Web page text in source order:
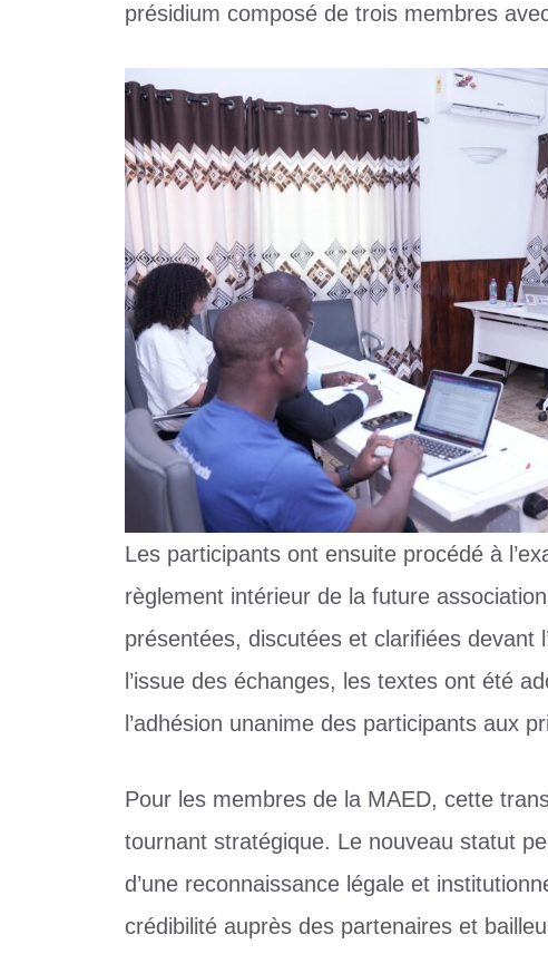
présidium composé de trois membres
Les participants ont ensuite procédé à
règlement intérieur de la future
présentées, discutées et clarifiées devant
l’issue des échanges, les textes ont été
l’adhésion unanime des participants aux
Pour les membres de la MAED, cette
tournant stratégique. Le nouveau statut
d’une reconnaissance légale et
crédibilité auprès des partenaires et